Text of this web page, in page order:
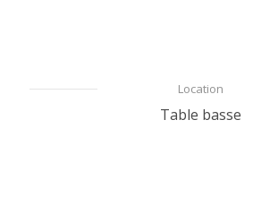
Location
Table basse